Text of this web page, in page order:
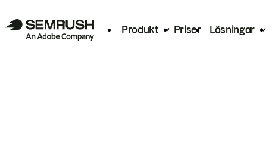
Produkt Priser Lösningar